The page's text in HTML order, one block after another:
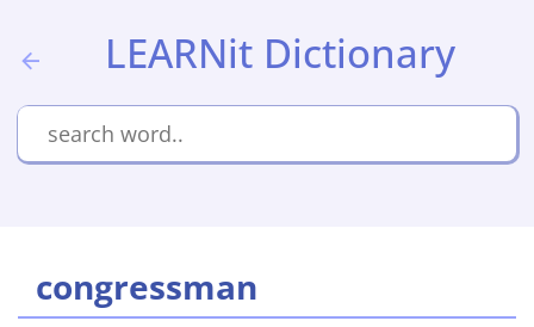
LEARNit Dictionary
congressman